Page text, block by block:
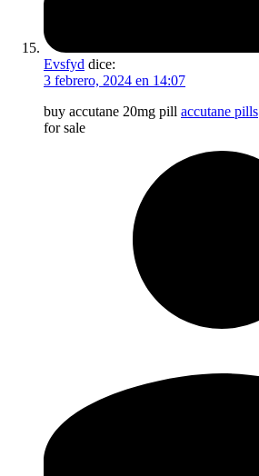
Evsfyd dice:
3 febrero, 2024 en 14:07
buy accutane 20mg pill accutane pills
for sale